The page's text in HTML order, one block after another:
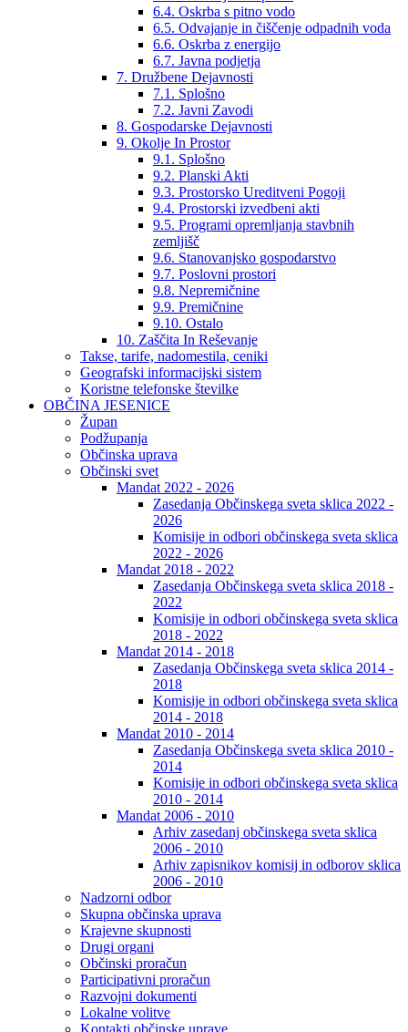
6.4. Oskrba s pitno vodo
6.5. Odvajanje in čiščenje odpadnih voda
6.6. Oskrba z energijo
6.7. Javna podjetja
7. Družbene Dejavnosti
7.1. Splošno
7.2. Javni Zavodi
8. Gospodarske Dejavnosti
9. Okolje In Prostor
9.1. Splošno
9.2. Planski Akti
9.3. Prostorsko Ureditveni Pogoji
9.4. Prostorski izvedbeni akti
9.5. Programi opremljanja stavbnih
zemljišč
9.6. Stanovanjsko gospodarstvo
9.7. Poslovni prostori
9.8. Nepremičnine
9.9. Premičnine
9.10. Ostalo
10. Zaščita In Reševanje
Takse, tarife, nadomestila, ceniki
Geografski informacijski sistem
Koristne telefonske številke
OBČINA JESENICE
Župan
Podžupanja
Občinska uprava
Občinski svet
Mandat 2022 - 2026
Zasedanja Občinskega sveta sklica 2022 -
2026
Komisije in odbori občinskega sveta sklica
2022 - 2026
Mandat 2018 - 2022
Zasedanja Občinskega sveta sklica 2018 -
2022
Komisije in odbori občinskega sveta sklica
2018 - 2022
Mandat 2014 - 2018
Zasedanja Občinskega sveta sklica 2014 -
2018
Komisije in odbori občinskega sveta sklica
2014 - 2018
Mandat 2010 - 2014
Zasedanja Občinskega sveta sklica 2010 -
2014
Komisije in odbori občinskega sveta sklica
2010 - 2014
Mandat 2006 - 2010
Arhiv zasedanj občinskega sveta sklica
2006 - 2010
Arhiv zapisnikov komisij in odborov sklica
2006 - 2010
Nadzorni odbor
Skupna občinska uprava
Krajevne skupnosti
Drugi organi
Občinski proračun
Participativni proračun
Razvojni dokumenti
Lokalne volitve
Kontakti občinske uprave